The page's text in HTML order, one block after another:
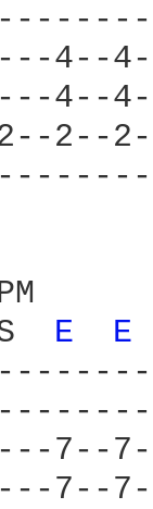
4--
2--
PM
E E
7--
7--